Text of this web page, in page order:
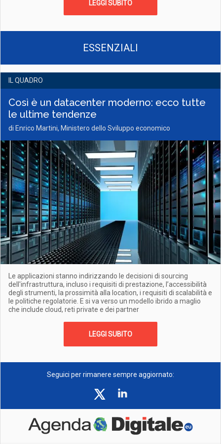
LEGGI SUBITO
ESSENZIALI
IL QUADRO
Così è un datacenter moderno: ecco tutte
le ultime tendenze
di Enrico Martini, Ministero dello Sviluppo economico
Le applicazioni stanno indirizzando le decisioni di sourcing
dell'infrastruttura, incluso i requisiti di prestazione, l’accessibilità
degli strumenti, la prossimità alla location, i requisiti di scalabilità e
le politiche regolatorie. E si va verso un modello ibrido a maglio
che include cloud, reti private e dei partner
LEGGI SUBITO
Seguici per rimanere sempre aggiornato: